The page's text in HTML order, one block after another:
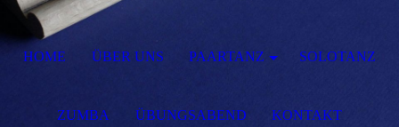
HOME ÜBER UNS PAARTANZ SOLOTANZ
ZUMBA ÜBUNGSABEND KONTAKT